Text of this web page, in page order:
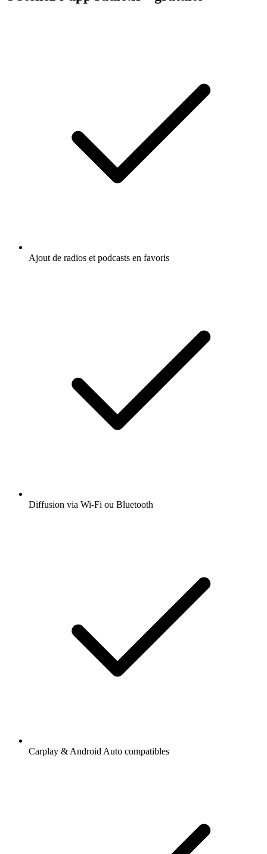
Ajout de radios et podcasts en favoris
Diffusion via Wi-Fi ou Bluetooth
Carplay & Android Auto compatibles